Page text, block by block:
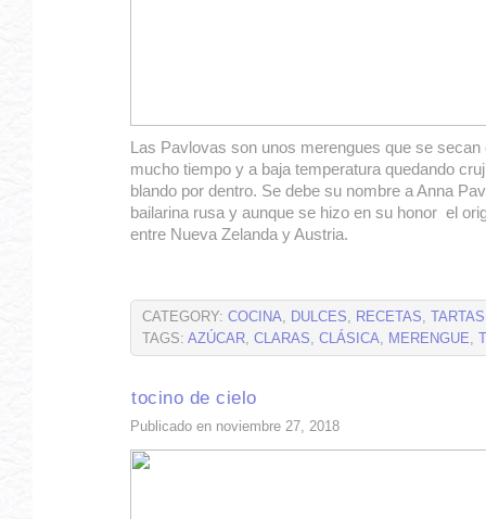
Las Pavlovas son unos merengues que se
mucho tiempo y a baja temperatura quedando
blando por dentro. Se debe su nombre a Anna
bailarina rusa y aunque se hizo en su honor el
entre Nueva Zelanda y Austria.
CATEGORY: COCINA, DULCES, RECETAS,
TAGS: AZÚCAR, CLARAS, CLÁSICA, MERENGUE,
tocino de cielo
Publicado en noviembre 27, 2018